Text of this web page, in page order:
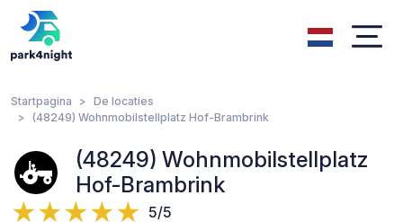
Startpagina
De locaties
(48249) Wohnmobilstellplatz Hof-Brambrink
(48249) Wohnmobilstellplatz
Hof-Brambrink
5/5